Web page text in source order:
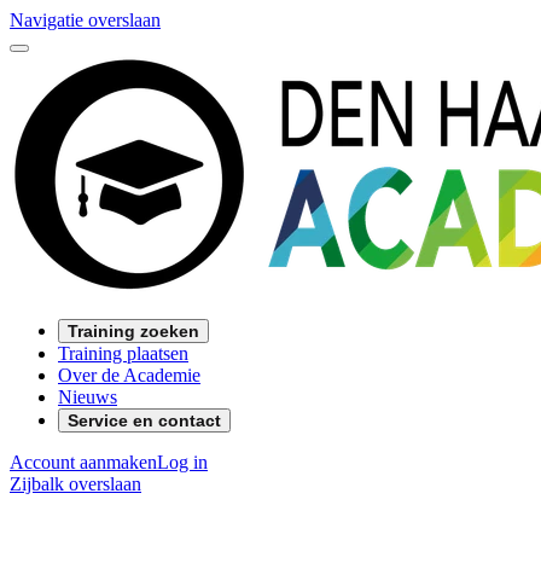
Navigatie overslaan
Training zoeken
Training plaatsen
Over de Academie
Nieuws
Service en contact
Account aanmakenLog in
Zijbalk overslaan